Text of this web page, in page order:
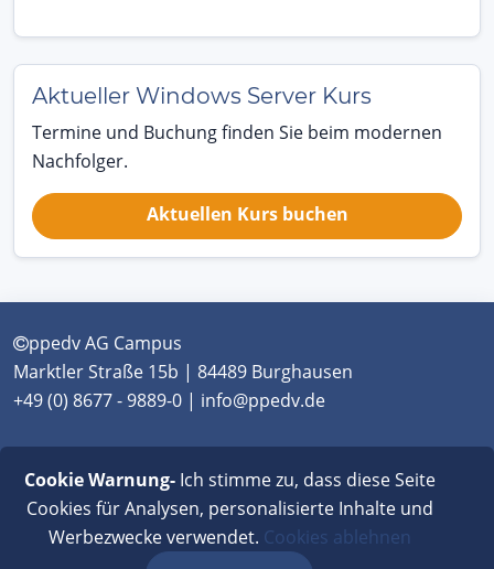
Aktueller Windows Server Kurs
Termine und Buchung finden Sie beim modernen
Nachfolger.
Aktuellen Kurs buchen
ppedv AG Campus
Marktler Straße 15b | 84489 Burghausen
+49 (0) 8677 - 9889-0 | info@ppedv.de
Classroom
|Impressum|Datenschutz|FAQ
Cookie Warnung-Ich stimme zu, dass diese Seite
Cookies für Analysen, personalisierte Inhalte und
Werbezwecke verwendet. Cookies ablehnen